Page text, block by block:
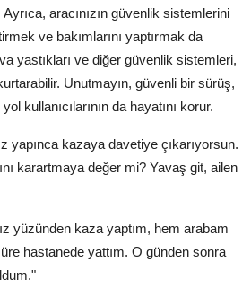
aracınızın güvenlik sistemlerini
ve bakımlarını yaptırmak da
yastıkları ve diğer güvenlik sistemleri,
Unutmayın, güvenli bir sürüş,
kullanıcılarının da hayatını korur.
yapınca kazaya davetiye çıkarıyorsun.
karartmaya değer mi? Yavaş git, ailen
yüzünden kaza yaptım, hem arabam
hastanede yattım. O günden sonra